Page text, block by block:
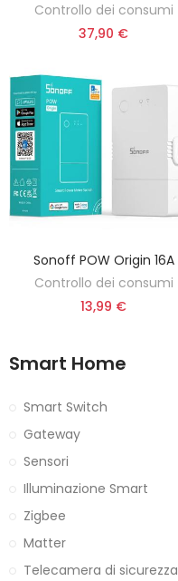
Controllo dei consumi
37,90 €
AGGIUNGI AL CARRELLO
Sonoff POW Origin 16A
Controllo dei consumi
13,99 €
Smart Home
Smart Switch
Gateway
Sensori
Illuminazione Smart
Zigbee
Matter
Telecamera di sicurezza